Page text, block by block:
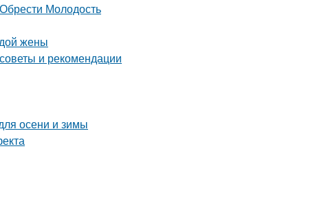
Молодость
жены
и рекомендации
осени и зимы